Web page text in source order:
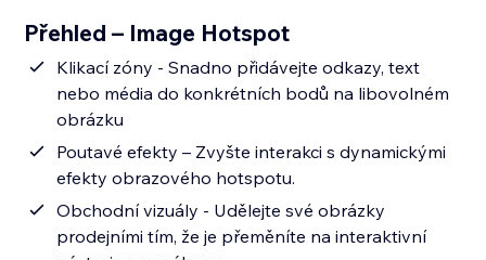
Přehled – Image Hotspot
Klikací zóny - Snadno přidávejte odkazy, text
nebo média do konkrétních bodů na libovolném
obrázku
Poutavé efekty – Zvyšte interakci s dynamickými
efekty obrazového hotspotu.
Obchodní vizuály - Udělejte své obrázky
prodejními tím, že je přeměníte na interaktivní